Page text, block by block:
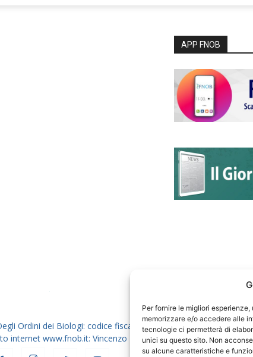
Per fornire le migliori
memorizzare e/o accedere alle
tecnologie ci permetterà di
unici su questo sito. Non
su alcune caratteristiche e
dei
APP FNOB
Ordini dei Biologi: codice fiscale 80069130583
internet www.fnob.it: Vincenzo D'Anna